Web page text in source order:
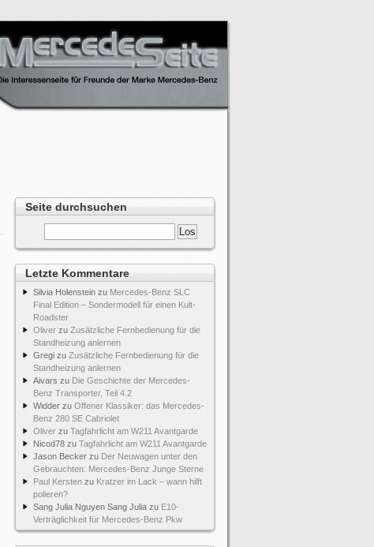
Seite durchsuchen
Letzte Kommentare
Silvia Holenstein zu Mercedes-Benz SLC
Final Edition – Sondermodell für einen Kult-
Roadster
Oliver zu Zusätzliche Fernbedienung für die
Standheizung anlernen
Gregi zu Zusätzliche Fernbedienung für die
Standheizung anlernen
Aivars zu Die Geschichte der Mercedes-
Benz Transporter, Teil 4.2
Widder zu Offener Klassiker: das Mercedes-
Benz 280 SE Cabriolet
Oliver zu Tagfahrlicht am W211 Avantgarde
Nicod78 zu Tagfahrlicht am W211 Avantgarde
Jason Becker zu Der Neuwagen unter den
Gebrauchten: Mercedes-Benz Junge Sterne
Paul Kersten zu Kratzer im Lack – wann hilft
polieren?
Sang Julia Nguyen Sang Julia zu E10-
Verträglichkeit für Mercedes-Benz Pkw